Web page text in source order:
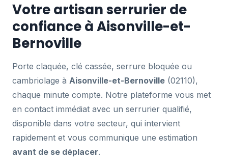
Votre artisan serrurier de
confiance à Aisonville-et-
Bernoville
Porte claquée, clé cassée, serrure bloquée ou
cambriolage à Aisonville-et-Bernoville (02110),
chaque minute compte. Notre plateforme vous met
en contact immédiat avec un serrurier qualifié,
disponible dans votre secteur, qui intervient
rapidement et vous communique une estimation
avant de se déplacer.